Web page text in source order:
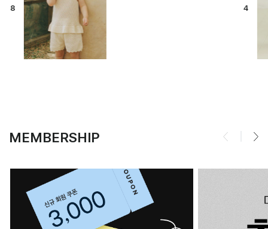
MEMBERSHIP